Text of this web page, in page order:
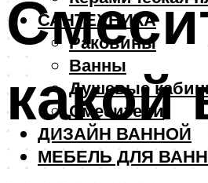
САНТЕХНИКА
Раковины
Ванны
Душевые
Смесители
ДИЗАЙН ВАННОЙ
МЕБЕЛЬ ДЛЯ
какой